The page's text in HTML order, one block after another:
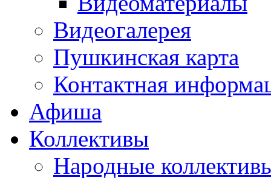
Видеогалерея
Пушкинская карта
Контактная
Афиша
Коллективы
Народные